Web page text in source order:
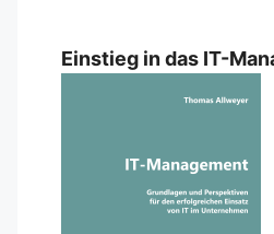
Einstieg in das IT-